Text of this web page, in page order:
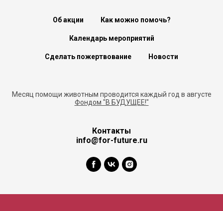
Об акции Как можно помочь?
Календарь мероприятий
Сделать пожертвование Новости
Месяц помощи животным проводится каждый год в августе
Фондом "В БУДУЩЕЕ!"
Контакты
info@for-future.ru